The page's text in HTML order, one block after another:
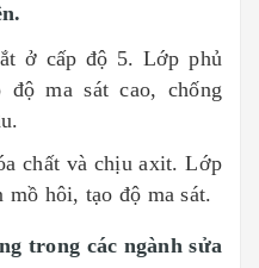
ở cấp độ 5. Lớp phủ
ma sát cao, chống
chất và chịu axit. Lớp
mồ hôi, tạo độ ma sát.
trong các ngành sửa